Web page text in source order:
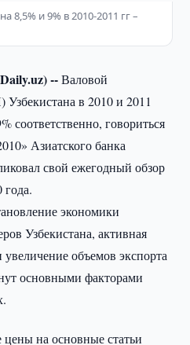
8,5% и 9% в 2010-2011 гг –
--Валовой
в 2010 и 2011
соответственно, говориться
Азиатского банка
свой ежегодный обзор
года.
экономики
Узбекистана, активная
объемов экспорта
основными факторами
на основные статьи